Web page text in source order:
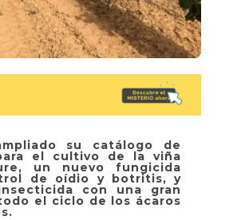
su catálogo de
el cultivo de la viña
un nuevo fungicida
de oídio y botritis, y
con una gran
el ciclo de los ácaros